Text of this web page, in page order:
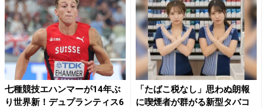
七種競技エハンマーが14年ぶ
り世界新！デュプランティス6
「たばこ税なし」思わぬ朗報
に喫煙者が群がる新型タバコ